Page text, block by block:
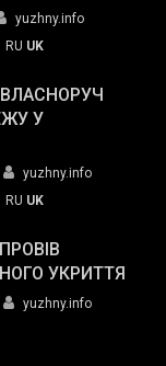
yuzhny.info
RU UK
У
yuzhny.info
RU UK
УКРИТТЯ
yuzhny.info